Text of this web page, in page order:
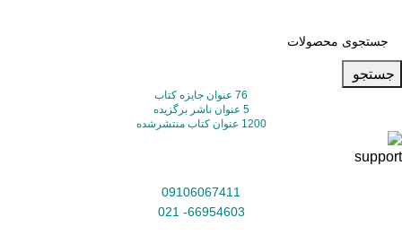
جستجو
76 عنوان جایزه کتاب
5 عنوان ناشر برگزیده
1200 عنوان کتاب منتشرشده
09106067411
66954603- 021